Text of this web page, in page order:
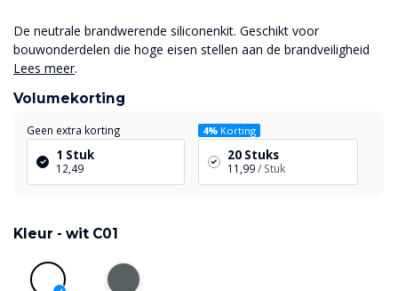
De neutrale brandwerende siliconenkit. Geschikt voor
bouwonderdelen die hoge eisen stellen aan de brandveiligheid
Lees meer.
Volumekorting
Geen extra korting
1 Stuk
12,49
4%Korting
20 Stuks
11,99 / Stuk
Kleur - wit C01